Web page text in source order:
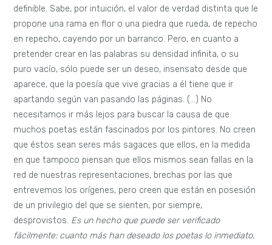
definible. Sabe, por intuición, el valor de verdad distinta que le
propone una rama en flor o una piedra que rueda, de repecho
en repecho, cayendo por un barranco. Pero, en cuanto a
pretender crear en las palabras su densidad infinita, o su
puro vacío, sólo puede ser un deseo, insensato desde que
aparece, que la poesía que vive gracias a él tiene que ir
apartando según van pasando las páginas. (…) No
necesitamos ir más lejos para buscar la causa de que
muchos poetas están fascinados por los pintores. No creen
que éstos sean seres más sagaces que ellos, en la medida
en que tampoco piensan que ellos mismos sean fallas en la
red de nuestras representaciones, brechas por las que
entrevemos los orígenes, pero creen que están en posesión
de un privilegio del que se sienten, por siempre,
desprovistos. Es un hecho que puede ser verificado
fácilmente: cuanto más han deseado los poetas lo inmediato,